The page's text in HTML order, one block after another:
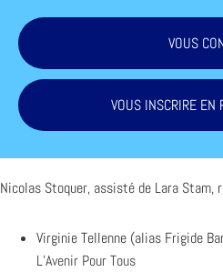
VOUS
VOUS INSCRIRE EN
Nicolas Stoquer, assisté de Lara Stam,
Virginie Tellenne (alias Frigide
L’Avenir Pour Tous